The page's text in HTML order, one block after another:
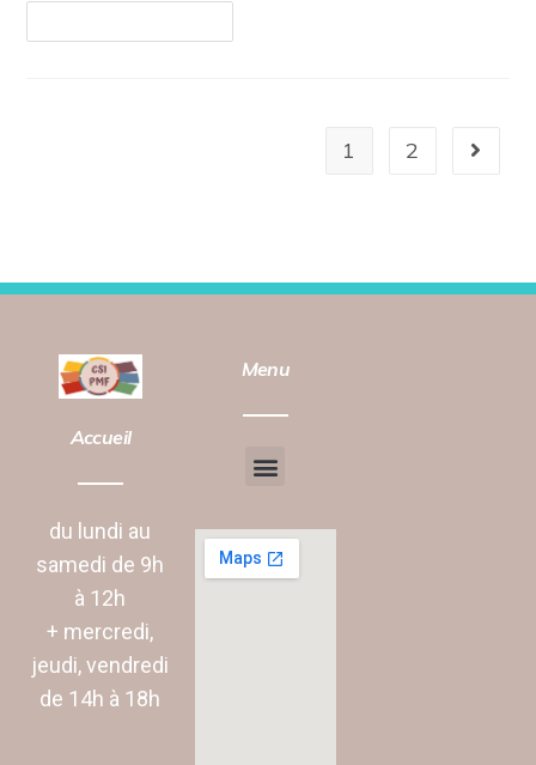
1 2
Accueil
du lundi au
samedi de 9h
à 12h
+ mercredi,
jeudi, vendredi
de 14h à 18h
Menu